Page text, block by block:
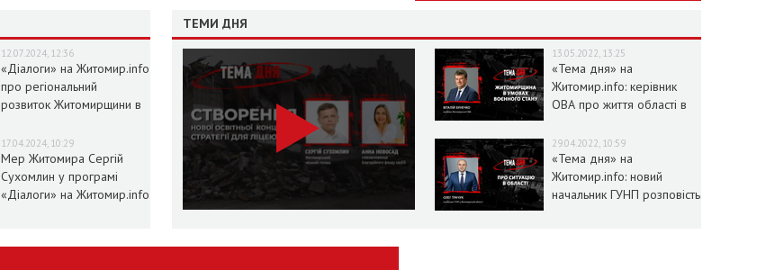
12.07.2024, 12:36
«Діалоги» на Житомир.info
про регіональний
розвиток Житомирщини в
17.04.2024, 10:29
Мер Житомира Сергій
Сухомлин у програмі
«Діалоги» на Житомир.info
ТЕМИ ДНЯ
13.05.2022, 13:25
«Тема дня» на
Житомир.info: керівник
ОВА про життя області в
29.04.2022, 10:59
«Тема дня» на
Житомир.info: новий
начальник ГУНП розповість